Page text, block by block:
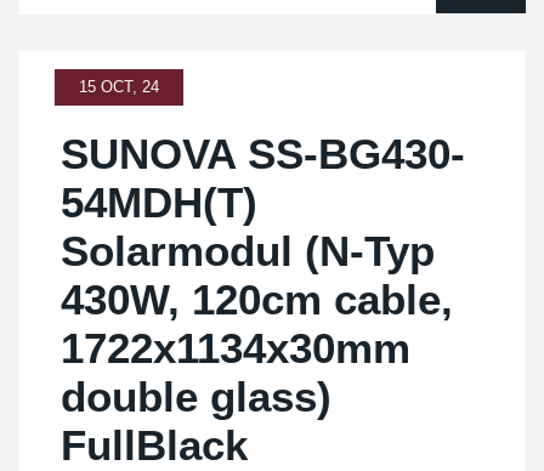
15 OCT, 24
SUNOVA SS-BG430-
54MDH(T)
Solarmodul (N-Typ
430W, 120cm cable,
1722x1134x30mm
double glass)
FullBlack